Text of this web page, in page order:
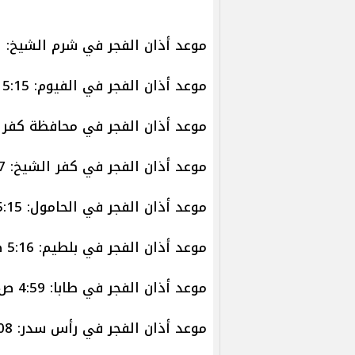
موعد أذان الفجر في شرم الشيخ: 5:01ص
موعد أذان الفجر في الفيوم: 5:15 ص
موعد أذان الفجر في محافظة
موعد أذان الفجر في كفر الشيخ: 5:17 ص
موعد أذان الفجر في الحامول: 5:15ص
موعد أذان الفجر في بلطيم: 5:16 ص
موعد أذان الفجر في طابا: 4:59 ص
موعد أذان الفجر في رأس سدر: 5:08ص